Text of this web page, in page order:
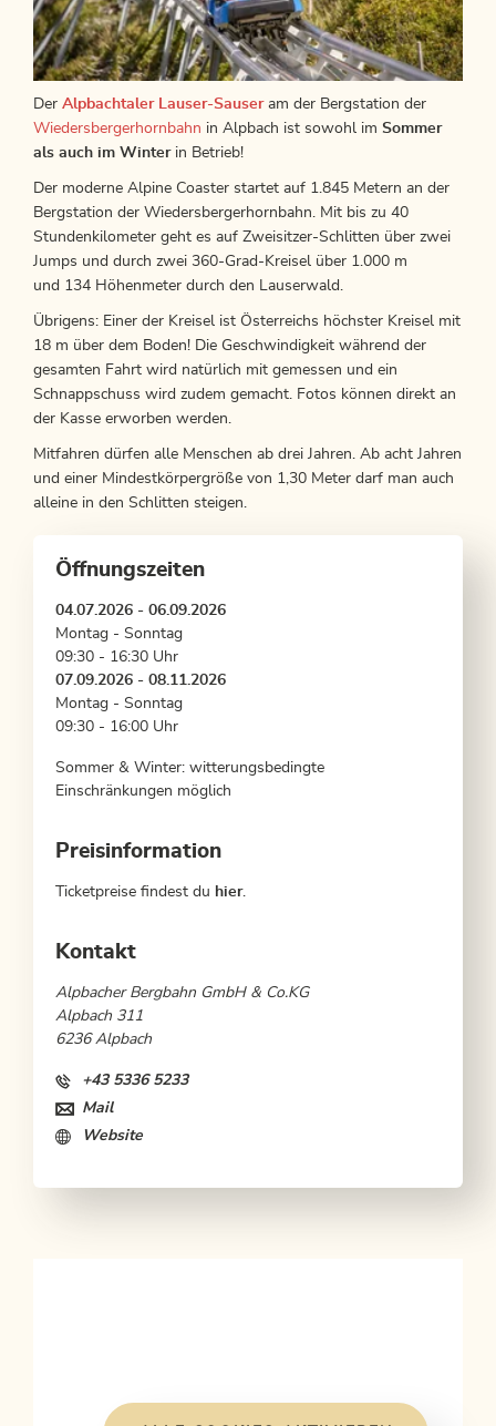
Der Alpbachtaler Lauser-Sauser am der Bergstation der
Wiedersbergerhornbahn in Alpbach ist sowohl im Sommer
als auch im Winter in Betrieb!
Der moderne Alpine Coaster startet auf 1.845 Metern an der
Bergstation der Wiedersbergerhornbahn. Mit bis zu 40
Stundenkilometer geht es auf Zweisitzer-Schlitten über zwei
Jumps und durch zwei 360-Grad-Kreisel über 1.000 m
und 134 Höhenmeter durch den Lauserwald.
Übrigens: Einer der Kreisel ist Österreichs höchster Kreisel mit
18 m über dem Boden! Die Geschwindigkeit während der
gesamten Fahrt wird natürlich mit gemessen und ein
Schnappschuss wird zudem gemacht. Fotos können direkt an
der Kasse erworben werden.
Mitfahren dürfen alle Menschen ab drei Jahren. Ab acht Jahren
und einer Mindestkörpergröße von 1,30 Meter darf man auch
alleine in den Schlitten steigen.
Öffnungszeiten
04.07.2026 - 06.09.2026
Montag - Sonntag
09:30 - 16:30 Uhr
07.09.2026 - 08.11.2026
Montag - Sonntag
09:30 - 16:00 Uhr
Sommer & Winter: witterungsbedingte
Einschränkungen möglich
Preisinformation
Ticketpreise findest du hier.
Kontakt
Alpbacher Bergbahn GmbH & Co.KG
Alpbach 311
6236 Alpbach
+43 5336 5233
Mail
Website